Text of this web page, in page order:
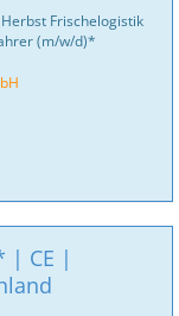
Frischelogistik
(m/w/d)*
| CE |